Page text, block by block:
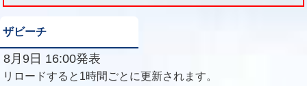
ザビーチ
8月9日 16:00発表
リロードすると1時間ごとに更新されます。